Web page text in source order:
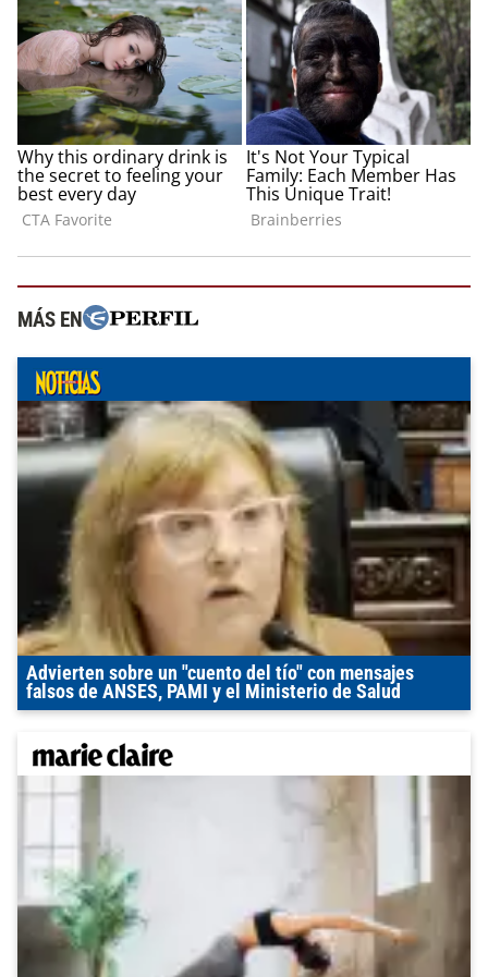
MÁS EN
Advierten sobre un "cuento del tío" con mensajes
falsos de ANSES, PAMI y el Ministerio de Salud